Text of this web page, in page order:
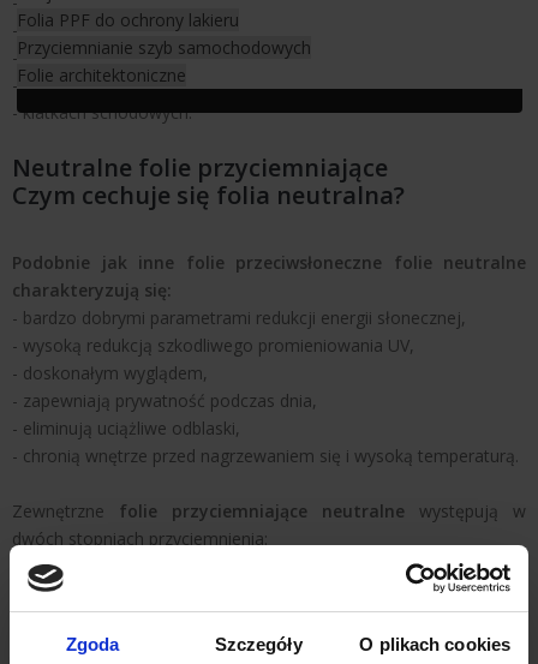
Zgoda Szczegóły O plikach cookies
Folia PPF do ochrony lakieru
Przyciemnianie szyb samochodowych
Folie architektoniczne
- szklanych elewacjach,
- wszystkich szybach i oknach budowlanych.,
- oranżeriach i ogrodach zimowych,
- klatkach schodowych.
Neutralne folie przyciemniające
Czym cechuje się folia neutralna?
Podobnie jak inne folie przeciwsłoneczne folie neutralne
charakteryzują się:
- bardzo dobrymi parametrami redukcji energii słonecznej,
- wysoką redukcją szkodliwego promieniowania UV,
- doskonałym wyglądem,
- zapewniają prywatność podczas dnia,
- eliminują uciążliwe odblaski,
- chronią wnętrze przed nagrzewaniem się i wysoką temperaturą.
Zewnętrzne folie przyciemniające neutralne występują w
dwóch stopniach przyciemnienia:
- 20% przepuszczalności światła
- 35% przepuszczalności światła
W przypadku większych zamówień dla naszych klientów